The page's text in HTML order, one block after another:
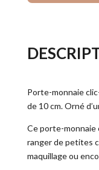
Porte-monnaie
de 10 cm. Orné
Ce porte-
ranger de petites
maquillage ou